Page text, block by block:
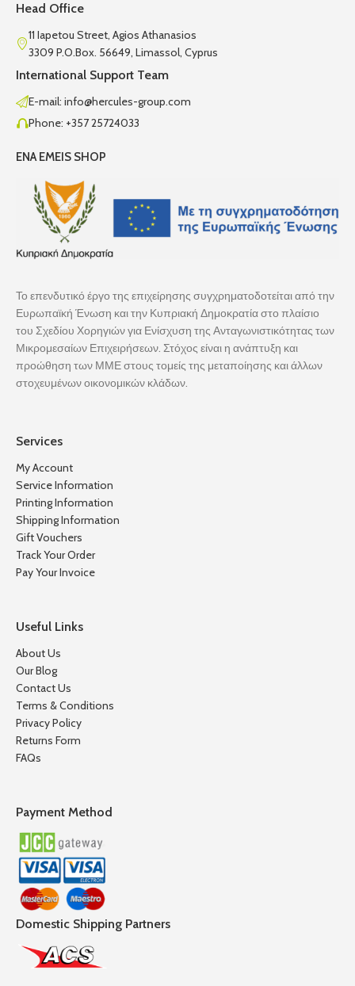
Head Office
11 Iapetou Street, Agios Athanasios
3309 P.O.Box. 56649, Limassol, Cyprus
International Support Team
E-mail: info@hercules-group.com
Phone: +357 25724033
ENA EMEIS SHOP
Το επενδυτικό έργο της επιχείρησης συγχρηματοδοτείται από την
Ευρωπαϊκή Ένωση και την Κυπριακή Δημοκρατία στο πλαίσιο
του Σχεδίου Χορηγιών για Ενίσχυση της Ανταγωνιστικότητας των
Μικρομεσαίων Επιχειρήσεων. Στόχος είναι η ανάπτυξη και
προώθηση των ΜΜΕ στους τομείς της μεταποίησης και άλλων
στοχευμένων οικονομικών κλάδων.
Services
My Account
Service Information
Printing Information
Shipping Information
Gift Vouchers
Track Your Order
Pay Your Invoice
Useful Links
About Us
Our Blog
Contact Us
Terms & Conditions
Privacy Policy
Returns Form
FAQs
Payment Method
Domestic Shipping Partners